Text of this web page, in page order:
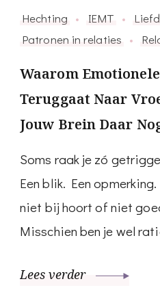
Hechting IEMT
Patronen in relaties
Waarom
Teruggaat Naar
Jouw Brein Daar
Soms raak je zó
Een blik. Een
niet bij hoort of niet
Misschien ben je wel
Lees verder